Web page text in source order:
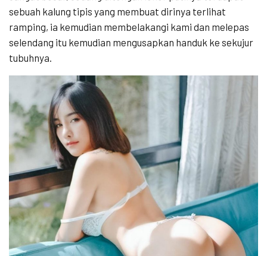
sebuah kalung tipis yang membuat dirinya terlihat
ramping, ia kemudian membelakangi kami dan melepas
selendang itu kemudian mengusapkan handuk ke sekujur
tubuhnya.